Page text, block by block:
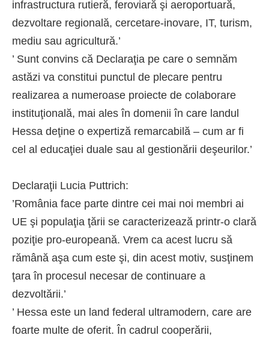
infrastructura rutieră, feroviară şi aeroportuară,
dezvoltare regională, cercetare-inovare, IT, turism,
mediu sau agricultură.’
’ Sunt convins că Declaraţia pe care o semnăm
astăzi va constitui punctul de plecare pentru
realizarea a numeroase proiecte de colaborare
instituţională, mai ales în domenii în care landul
Hessa deţine o expertiză remarcabilă – cum ar fi
cel al educaţiei duale sau al gestionării deşeurilor.’
Declaraţii Lucia Puttrich:
’România face parte dintre cei mai noi membri ai
UE şi populaţia ţării se caracterizează printr-o clară
poziţie pro-europeană. Vrem ca acest lucru să
rămână aşa cum este şi, din acest motiv, susţinem
ţara în procesul necesar de continuare a
dezvoltării.’
’ Hessa este un land federal ultramodern, care are
foarte multe de oferit. În cadrul cooperării,